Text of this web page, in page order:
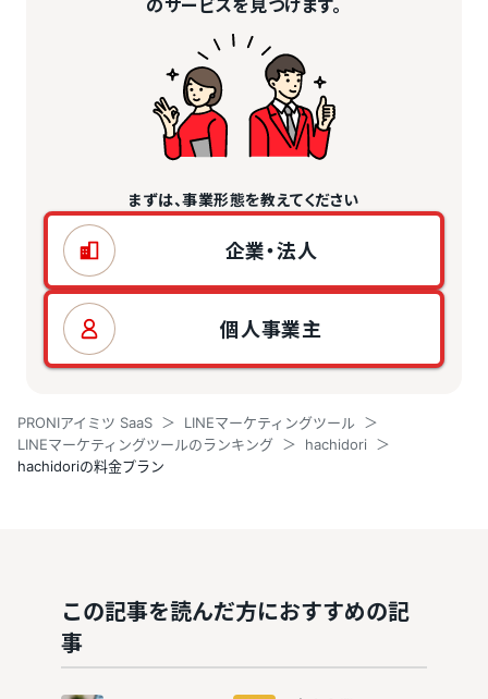
まずは、事業形態を教えてください
企業・法人
個人事業主
PRONIアイミツ SaaS
LINEマーケティングツール
LINEマーケティングツールのランキング
hachidori
hachidoriの料金プラン
この記事を読んだ方におすすめの記
事